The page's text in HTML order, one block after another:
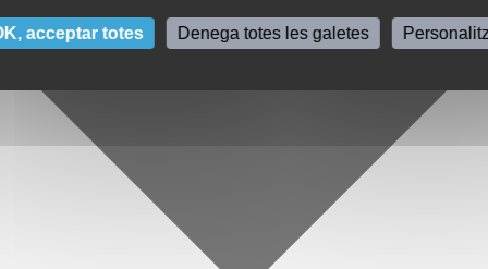
acceptar totes Denega totes les galetes